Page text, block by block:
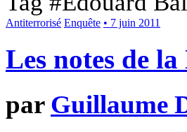
Antiterrorisé Enquête • 7 juin 2011
Les notes de
par Guillaume